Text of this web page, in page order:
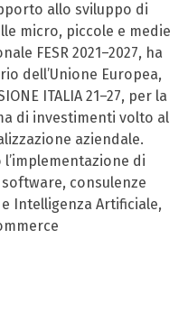
allo sviluppo di
micro, piccole e medie
FESR 2021–2027, ha
dell’Unione Europea,
ITALIA 21–27, per la
di investimenti volto al
aziendale.
di
consulenze
Intelligenza Artificiale,